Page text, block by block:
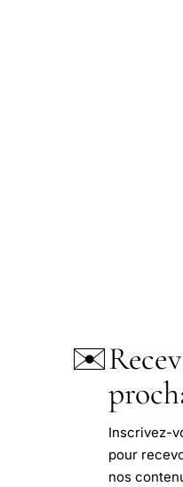
✉️
Inscrivez-
pour
nos